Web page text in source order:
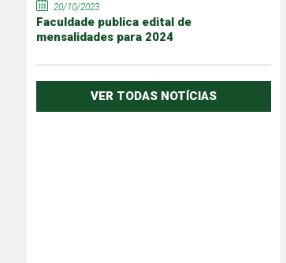
20/10/2023
Faculdade publica edital de
mensalidades para 2024
VER TODAS NOTÍCIAS